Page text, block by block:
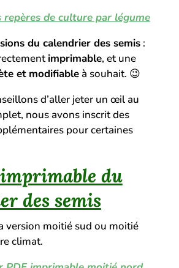
repères de culture par légume
du calendrier des semis:
imprimable, et une
et modifiableà souhait. 😉
d’aller jeter un œil au
nous avons inscrit des
pour certaines
du
des semis
version moitié sud ou moitié
climat.